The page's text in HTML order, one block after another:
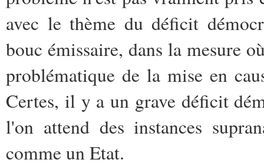
avec le thème du déficit
bouc émissaire, dans la mesure
problématique de la mise en
Certes, il y a un grave déficit
l'on attend des instances
comme un Etat.